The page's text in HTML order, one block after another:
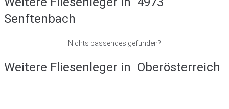
Senftenbach
Nichts passendes gefunden?
Weitere Fliesenleger in Oberösterreich